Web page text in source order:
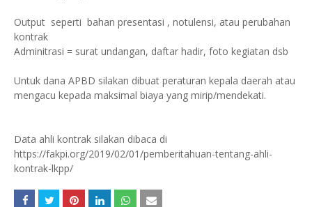
Output seperti bahan presentasi , notulensi, atau perubahan
kontrak
Adminitrasi = surat undangan, daftar hadir, foto kegiatan dsb
Untuk dana APBD silakan dibuat peraturan kepala daerah atau
mengacu kepada maksimal biaya yang mirip/mendekati.
Data ahli kontrak silakan dibaca di
https://fakpi.org/2019/02/01/pemberitahuan-tentang-ahli-
kontrak-lkpp/